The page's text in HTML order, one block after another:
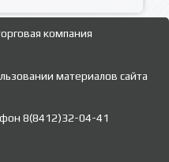
компания
материалов сайта
8(8412)32-04-41